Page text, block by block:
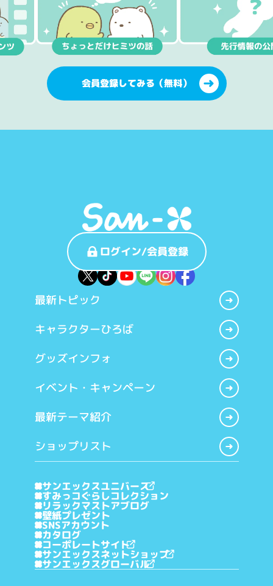
会員登録してみる（無料）
ログイン/会員登録
最新トピック
キャラクターひろば
グッズインフォ
イベント・キャンペーン
最新テーマ紹介
ショップリスト
サンエックスユニバース
すみっコぐらしコレクション
リラックマストアブログ
壁紙プレゼント
SNSアカウント
カタログ
コーポレートサイト
サンエックスネットショップ
サンエックスグローバル